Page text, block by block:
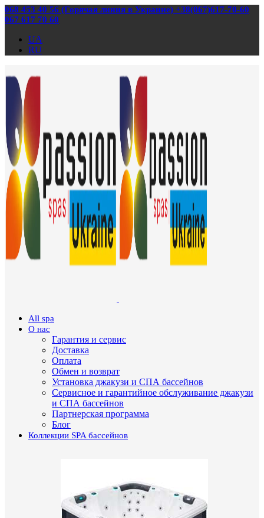
068 453 40 56 (Горячая линия в Украине) +38(067)617-70-60
067 617 70 60
UA
RU
All spa
О нас
Гарантия и сервис
Доставка
Оплата
Обмен и возврат
Установка джакузи и СПА бассейнов
Сервисное и гарантийное обслуживание джакузи
и СПА бассейнов
Партнерская программа
Блог
Коллекции SPA бассейнов